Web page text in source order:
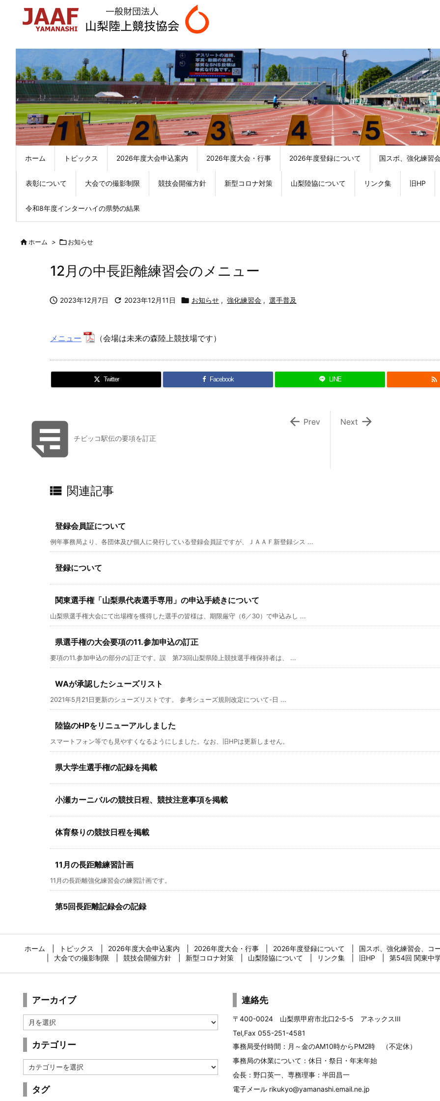
ホーム トピックス 2026年度大会申込案内 2026年度大会・行事 2026年度登録について 国スポ、強化練習
表彰について 大会での撮影制限 競技会開催方針 新型コロナ対策 山梨陸協について リンク集 旧HP
令和8年度インターハイの県勢の結果
ホーム > お知らせ
12月の中長距離練習会のメニュー
 2023年12月7日  2023年12月11日  お知らせ , 強化練習会 , 選手普及
メニュー （会場は未来の森陸上競技場です）
Twitter Facebook LINE 

Next
チビッコ駅伝の要項を訂正
 Prev
 関連記事
登録会員証について
例年事務局より、各団体及び個人に発行している登録会員証ですが、ＪＡＡＦ新登録シス ...
登録について
関東選手権「山梨県代表選手専用」の申込手続きについて
山梨県選手権大会にて出場権を獲得した選手の皆様は、期限厳守（6／30）で申込みし ...
県選手権の大会要項の11.参加申込の訂正
要項の11.参加申込の部分の訂正です。誤 第73回山梨県陸上競技選手権保持者は、 ...
WAが承認したシューズリスト
2021年5月21日更新のシューズリストです。 参考シューズ規則改定について-日 ...
陸協のHPをリニューアルしました
スマートフォン等でも見やすくなるようにしました。なお、旧HPは更新しません。
県大学生選手権の記録を掲載
小瀬カーニバルの競技日程、競技注意事項を掲載
体育祭りの競技日程を掲載
11月の長距離練習計画
11月の長距離強化練習会の練習計画です。
第5回長距離記録会の記録
ホーム トピックス 2026年度大会申込案内 2026年度大会・行事 2026年度登録について
国スポ、強化練習会、コ
大会での撮影制限
競技会開催方針 新型コロナ対策 山梨陸協について リンク集 旧HP 第54回 関東中
アーカイブ
ー
カ
カテゴリー
テ
ゴ
タグ
連絡先
〒400-0024 山梨県甲府市北口2-5-5 アネックスIII
Tel,Fax 055-251-4581
事務局受付時間：月～金のAM10時からPM2時 （不定休）
事務局の休業について：休日・祭日・年末年始
会長：野口英一、専務理事：半田昌一
電子メール rikukyo@yamanashi.email.ne.jp